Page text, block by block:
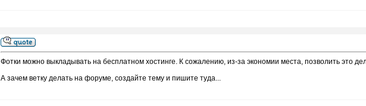
Фотки можно выкладывать на бесплатном хостинге. К сожалению, из-за экономии места, позволить это
А зачем ветку делать на форуме, создайте тему и пишите туда...